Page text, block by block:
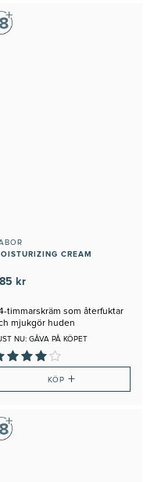
CREAM
kr
timmarskräm som återfuktar
mjukgör huden
NU: GÅVA PÅ KÖPET
KÖP +